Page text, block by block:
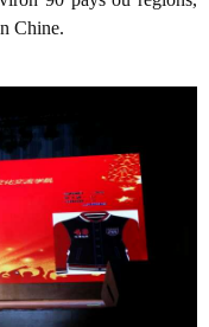
Chine.